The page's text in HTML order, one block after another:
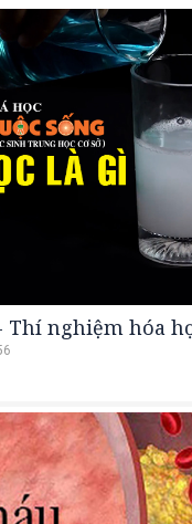
Thí nghiệm hóa